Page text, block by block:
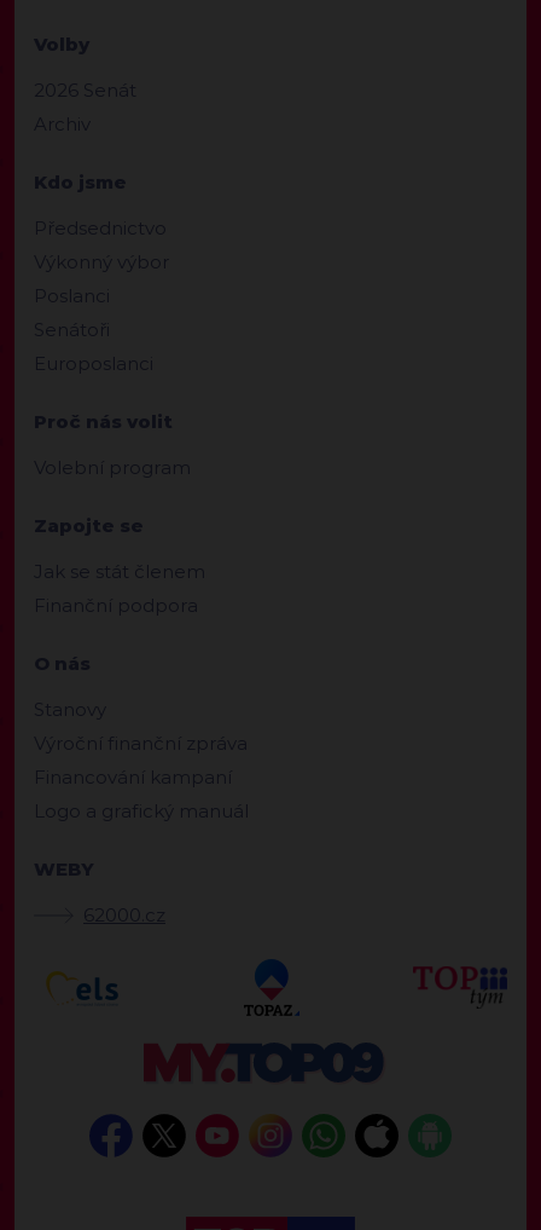
Volby
2026 Senát
Archiv
Kdo jsme
Předsednictvo
Výkonný výbor
Poslanci
Senátoři
Europoslanci
Proč nás volit
Volební program
Zapojte se
Jak se stát členem
Finanční podpora
O nás
Stanovy
Výroční finanční zpráva
Financování kampaní
Logo a grafický manuál
WEBY
62000.cz